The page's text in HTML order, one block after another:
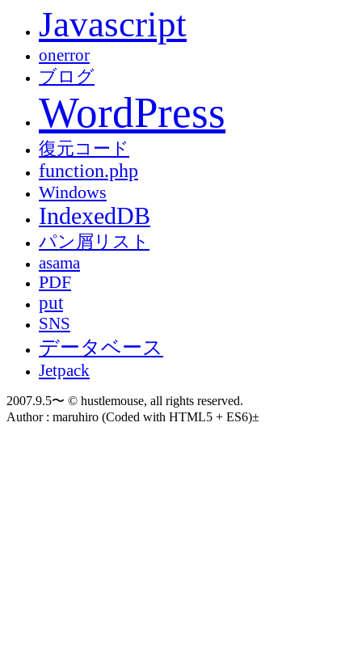
Javascript
onerror
ブログ
WordPress
復元コード
function.php
Windows
IndexedDB
パン屑リスト
asama
PDF
put
SNS
データベース
Jetpack
2007.9.5〜 © hustlemouse, all rights reserved.
Author : maruhiro (Coded with HTML5 + ES6)±